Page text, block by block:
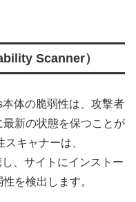
Scanner）
体の脆弱性は、攻撃者
新の状態を保つことが
キャナーは、
、サイトにインストー
を検出します。